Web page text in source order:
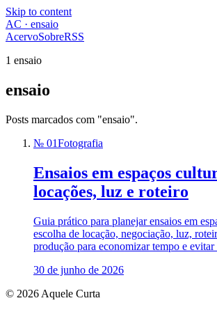
Skip to content
AC · ensaio
AcervoSobreRSS
1 ensaio
ensaio
Posts marcados com "ensaio".
№ 01Fotografia
Ensaios em espaços
locações, luz e roteiro
Guia prático para planejar ensaios em
escolha de locação, negociação, luz,
produção para economizar tempo e evitar
30 de junho de 2026
© 2026 Aquele Curta